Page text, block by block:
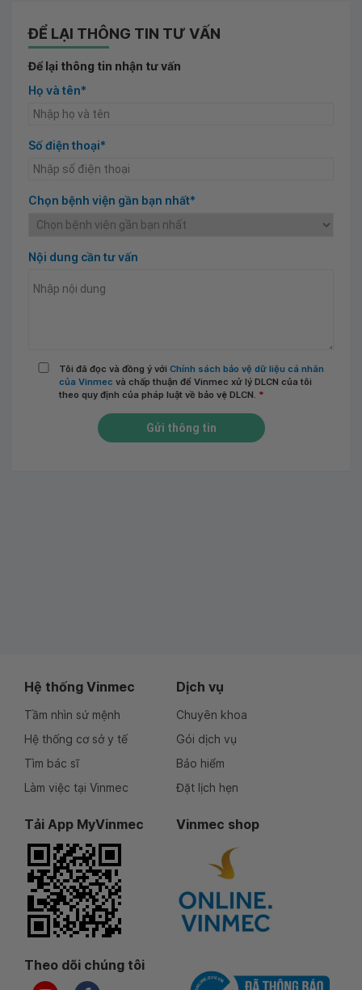
ĐỂ LẠI THÔNG TIN TƯ VẤN
Để lại thông tin nhận tư vấn
Họ và tên*
Số điện thoại*
Chọn bệnh viện gần bạn nhất*
Nội dung cần tư vấn
Tôi đã đọc và đồng ý với Chính sách bảo vệ dữ liệu cá nhân
của Vinmec và chấp thuận để Vinmec xử lý DLCN của tôi
theo quy định của pháp luật về bảo vệ DLCN. *
Gửi thông tin
Hệ thống Vinmec
Tầm nhìn sứ mệnh
Hệ thống cơ sở y tế
Tìm bác sĩ
Làm việc tại Vinmec
Dịch vụ
Chuyên khoa
Gói dịch vụ
Bảo hiểm
Đặt lịch hẹn
Tải App MyVinmec Vinmec shop
Theo dõi chúng tôi